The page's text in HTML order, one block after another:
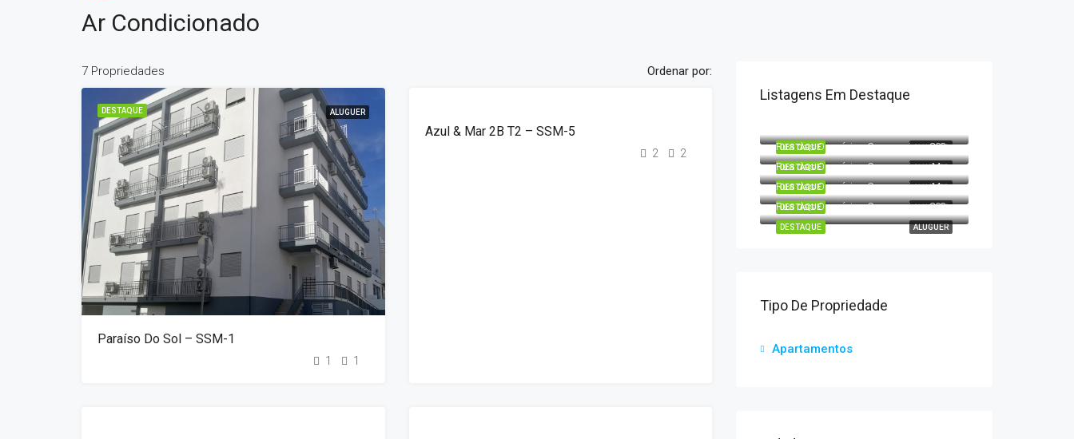
Ar Condicionado
7 Propriedades Ordenar por:
DESTAQUE ALUGUER
Paraíso Do Sol – SSM-1
1 1
Azul & Mar 2B T2 – SSM-5
2 2
Listagens Em Destaque
ALUGUER
DESTAQUE
ALUGUER
DESTAQUE
Rua das Operárias Conserveiras 203, Monte Gordo, Vila Real de Santo António, Faro, 8900-417, Portugal
ALUGUER
DESTAQUE
Rua das Operárias Conserveiras, Monte Gordo 203, Vila Real de Santo António, Faro, 8900-417, Portugal
ALUGUER
DESTAQUE
Rua das Operárias Conserveiras, Monte Gordo 203, Vila Real de Santo António, Faro, 8900-417, Portugal
ALUGUER
DESTAQUE
Rua das Operárias Conserveiras 203, Monte Gordo, Vila Real de Santo António, Faro, 8900-411, Portugal
Tipo De Propriedade
Apartamentos